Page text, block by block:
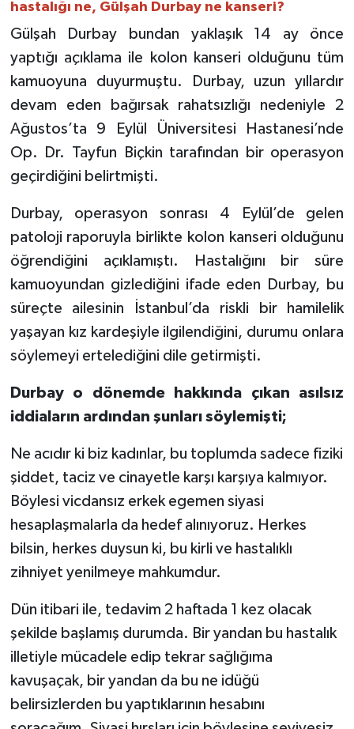
hastalığı ne, Gülşah Durbay ne kanseri?
Gülşah Durbay bundan yaklaşık 14 ay önce
yaptığı açıklama ile kolon kanseri olduğunu tüm
kamuoyuna duyurmuştu. Durbay, uzun yıllardır
devam eden bağırsak rahatsızlığı nedeniyle 2
Ağustos’ta 9 Eylül Üniversitesi Hastanesi’nde
Op. Dr. Tayfun Biçkin tarafından bir operasyon
geçirdiğini belirtmişti.
Durbay, operasyon sonrası 4 Eylül’de gelen
patoloji raporuyla birlikte kolon kanseri olduğunu
öğrendiğini açıklamıştı. Hastalığını bir süre
kamuoyundan gizlediğini ifade eden Durbay, bu
süreçte ailesinin İstanbul’da riskli bir hamilelik
yaşayan kız kardeşiyle ilgilendiğini, durumu onlara
söylemeyi ertelediğini dile getirmişti.
Durbay o dönemde hakkında çıkan asılsız
iddiaların ardından şunları söylemişti;
Ne acıdır ki biz kadınlar, bu toplumda sadece fiziki
şiddet, taciz ve cinayetle karşı karşıya kalmıyor.
Böylesi vicdansız erkek egemen siyasi
hesaplaşmalarla da hedef alınıyoruz. Herkes
bilsin, herkes duysun ki, bu kirli ve hastalıklı
zihniyet yenilmeye mahkumdur.
Dün itibari ile, tedavim 2 haftada 1 kez olacak
şekilde başlamış durumda. Bir yandan bu hastalık
illetiyle mücadele edip tekrar sağlığıma
kavuşaçak, bir yandan da bu ne idüğü
belirsizlerden bu yaptıklarının hesabını